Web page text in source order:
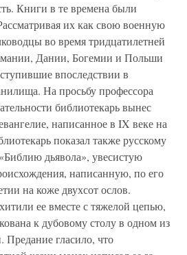
Книги в те времена были
их как свою военную
во время тридцатилетней
Дании, Богемии и Польши
впоследствии в
На просьбу профессора
библиотекарь вынес
написанное в IX веке на
показал также русскому
дьявола», увесистую
написанную, по его
на коже двухсот ослов.
ее вместе с тяжелой цепью,
к дубовому столу в одном из
гласило, что